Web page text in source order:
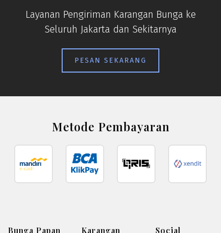
Layanan Pengiriman Karangan Bunga ke
Seluruh Jakarta dan Sekitarnya
PESAN SEKARANG
Metode Pembayaran
Bunga Papan Karangan Social